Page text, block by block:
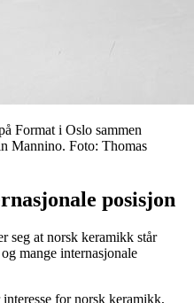
Format i Oslo sammen
Mannino. Foto: Thomas
posisjon
seg at norsk keramikk står
mange internasjonale
for norsk keramikk,